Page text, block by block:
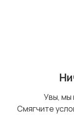
Увы, мы
Смягчите